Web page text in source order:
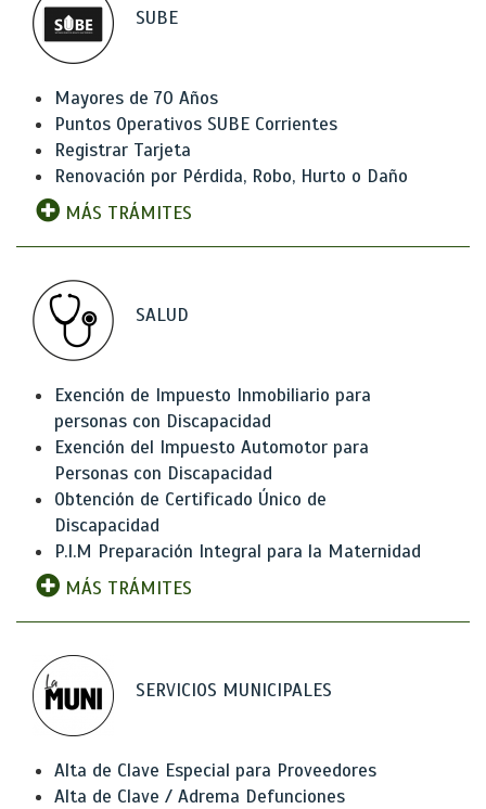
SUBE
Mayores de 70 Años
Puntos Operativos SUBE Corrientes
Registrar Tarjeta
Renovación por Pérdida, Robo, Hurto o Daño
MÁS TRÁMITES
SALUD
Exención de Impuesto Inmobiliario para
personas con Discapacidad
Exención del Impuesto Automotor para
Personas con Discapacidad
Obtención de Certificado Único de
Discapacidad
P.I.M Preparación Integral para la Maternidad
MÁS TRÁMITES
SERVICIOS MUNICIPALES
Alta de Clave Especial para Proveedores
Alta de Clave / Adrema Defunciones